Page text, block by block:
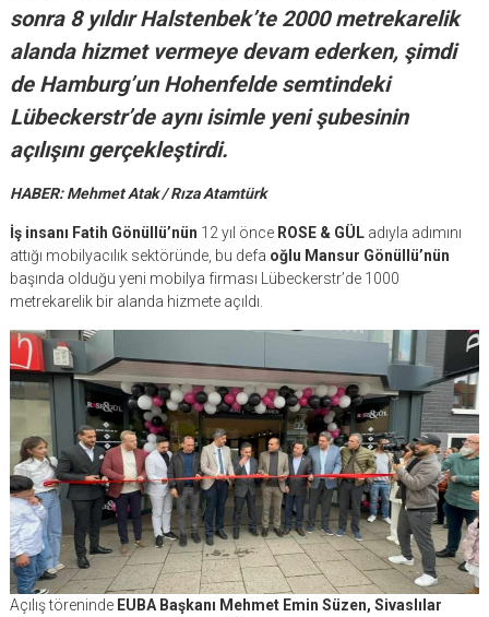
sonra 8 yıldır Halstenbek’te 2000 metrekarelik
alanda hizmet vermeye devam ederken, şimdi
de Hamburg’un Hohenfelde semtindeki
Lübeckerstr’de aynı isimle yeni şubesinin
açılışını gerçekleştirdi.
HABER: Mehmet Atak / Rıza Atamtürk
İş insanı Fatih Gönüllü’nün 12 yıl önce ROSE & GÜLadıyla adımını
attığı mobilyacılık sektöründe, bu defa oğlu Mansur Gönüllü’nün
başında olduğu yeni mobilya firması Lübeckerstr’de 1000
metrekarelik bir alanda hizmete açıldı.
Açılış töreninde EUBA Başkanı Mehmet Emin Süzen, Sivaslılar